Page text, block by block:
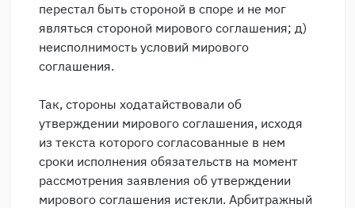
перестал быть стороной в споре и не мог
являться стороной мирового соглашения; д)
неисполнимость условий мирового
соглашения.
Так, стороны ходатайствовали об
утверждении мирового соглашения, исходя
из текста которого согласованные в нем
сроки исполнения обязательств на момент
рассмотрения заявления об утверждении
мирового соглашения истекли. Арбитражный